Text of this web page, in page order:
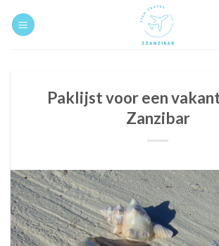
Paklijst voor een
Zanzibar